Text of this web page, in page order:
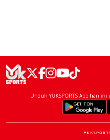
Unduh YUKSPORTS App hari